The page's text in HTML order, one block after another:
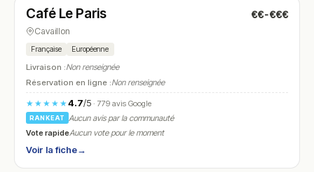
N° 17
Café Le Paris €€-€€€
Cavaillon
Française Européenne
Livraison :Non renseignée
Réservation en ligne :Non renseignée
★★★★★4.7/5· 779 avis Google
RANKEAT
Aucun avis par la communauté
Vote rapideAucun vote pour le moment
Voir la fiche→